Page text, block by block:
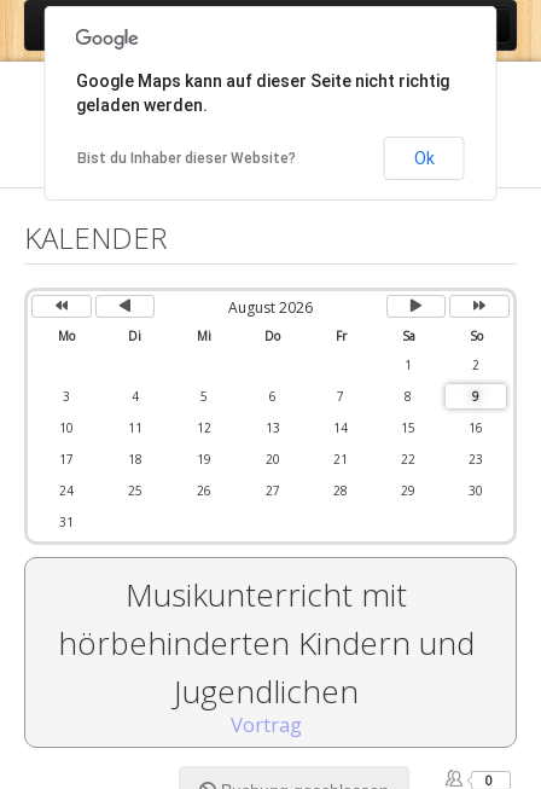
Start
Lebenslauf
Publikationen
Fortbildungen
Projekte
Kontakt
KALENDER
Jahr Monat Jahr
Monat
August 2026
Mo Di Mi Do Fr Sa
So
1
2
3
4 5 6 7 8
9
10
11 12 13 14 15
16
17
18 19 20 21 22
23
24
25 26 27 28 29
30
31
Musikunterricht mit
hörbehinderten Kindern und
Jugendlichen
Vortrag
0
Google Maps kann auf dieser Seite nicht richtig
geladen werden.
Bist du Inhaber dieser Website? Ok